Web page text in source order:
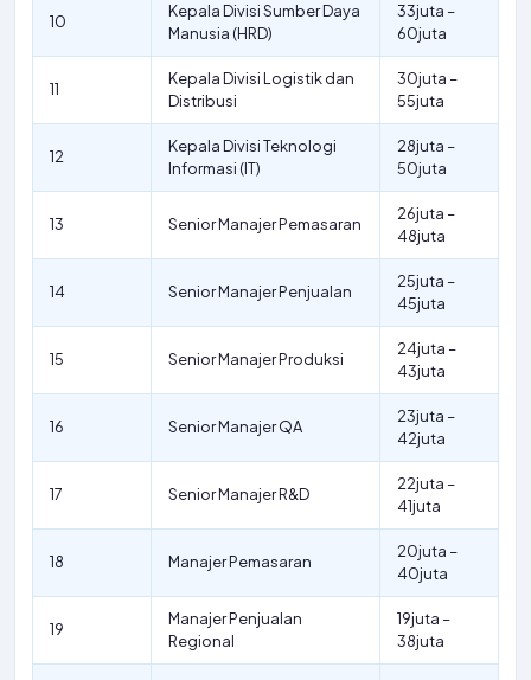
10
Kepala Divisi Sumber Daya
Manusia (HRD)
33juta –
60juta
11
Kepala Divisi Logistik dan
Distribusi
30juta –
55juta
12
Kepala Divisi Teknologi
Informasi (IT)
28juta –
50juta
13 Senior Manajer Pemasaran
26juta –
48juta
14 Senior Manajer Penjualan
25juta –
45juta
15 Senior Manajer Produksi
24juta –
43juta
16 Senior Manajer QA
23juta –
42juta
17 Senior Manajer R&D
22juta –
41juta
18 Manajer Pemasaran
20juta –
40juta
19
Manajer Penjualan
Regional
19juta –
38juta